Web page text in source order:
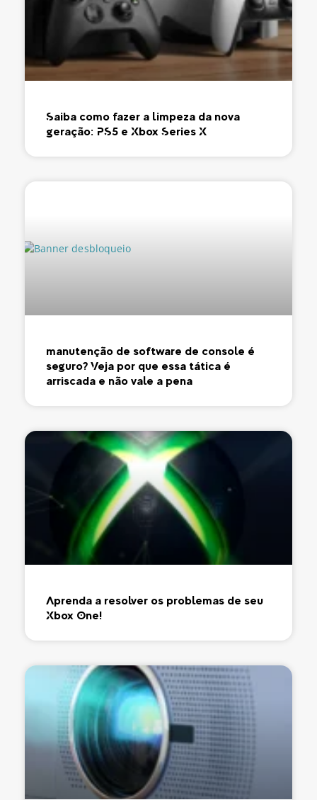
Saiba como fazer a limpeza da nova
geração: PS5 e Xbox Series X
manutenção de software de console é
seguro? Veja por que essa tática é
arriscada e não vale a pena
Aprenda a resolver os problemas de seu
Xbox One!